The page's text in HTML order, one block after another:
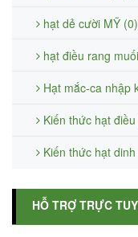
hạt dẻ cười MỸ (0)
hạt điều rang
Hạt mắc-ca nhập
Kiến thức hạt
Kiến thức hạt
HỖ TRỢ TRỰC